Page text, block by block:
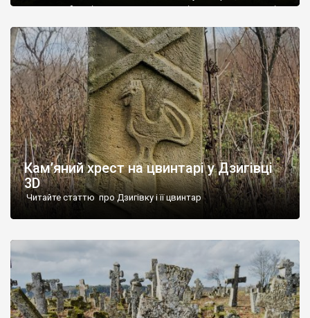
радянський період у ньому спочатку містилася школа, потім
століття тут розмістили туберкульозну лікарню. Коли із
палацу виїхала лікарня – ми точно не […]
Кам’яний хрест на цвинтарі у Дзигівці
3D
Читайте статтю про Дзигівку і її цвинтар